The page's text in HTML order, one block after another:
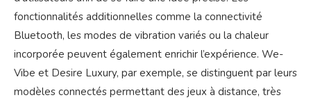
fonctionnalités additionnelles comme la connectivité
Bluetooth, les modes de vibration variés ou la chaleur
incorporée peuvent également enrichir l’expérience. We-
Vibe et Desire Luxury, par exemple, se distinguent par leurs
modèles connectés permettant des jeux à distance, très